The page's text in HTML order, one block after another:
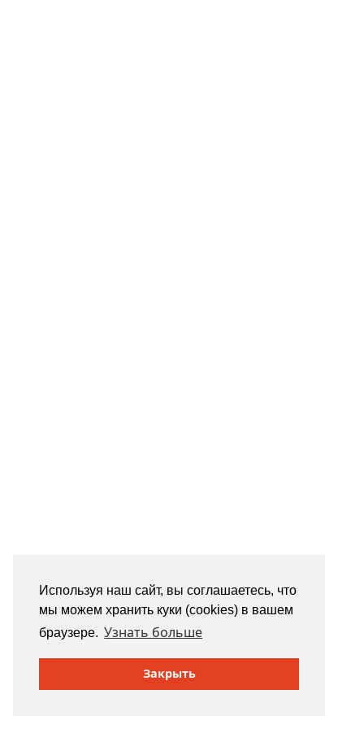
Используя наш сайт, вы соглашаетесь, что
мы можем хранить куки (cookies) в вашем
браузере. Узнать больше
Закрыть